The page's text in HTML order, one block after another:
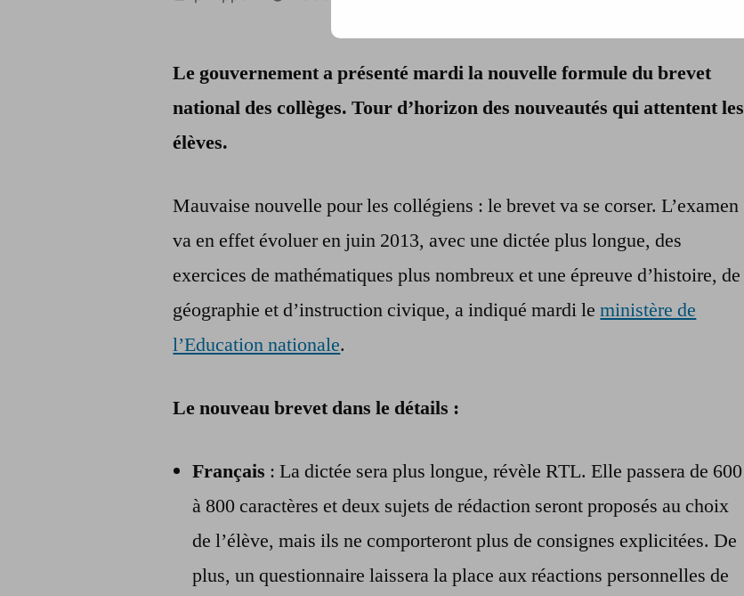
des
collèges
tout
en
Le gouvernement a présenté mardi la nouvelle formule du brevet
national des collèges. Tour d’horizon des nouveautés qui attentent les
élèves.
Mauvaise nouvelle pour les collégiens : le brevet va se corser. L’examen
va en effet évoluer en juin 2013, avec une dictée plus longue, des
exercices de mathématiques plus nombreux et une épreuve d’histoire, de
géographie et d’instruction civique, a indiqué mardi leministère de
l’Education nationale.
Le nouveau brevet dans le détails :
Français : La dictée sera plus longue, révèle RTL. Elle passera de 600
à 800 caractères et deux sujets de rédaction seront proposés au choix
de l’élève, mais ils ne comporteront plus de consignes explicitées. De
plus, un questionnaire laissera la place aux réactions personnelles de